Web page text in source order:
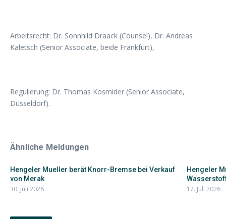
Arbeitsrecht: Dr. Sonnhild Draack (Counsel), Dr. Andreas
Kaletsch (Senior Associate, beide Frankfurt),
Regulierung: Dr. Thomas Kosmider (Senior Associate,
Düsseldorf).
Ähnliche Meldungen
Hengeler Mueller berät Knorr-Bremse bei Verkauf
von Merak
30. Juli 2026
Hengeler
17. Juli 2026